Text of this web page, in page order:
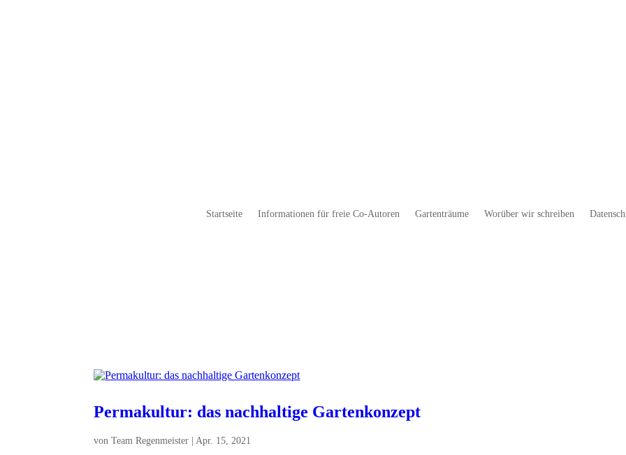
Startseite Informationen für freie Co-Autoren Gartenträume Worüber wir schreiben
Permakultur: das nachhaltige Gartenkonzept
vonTeam Regenmeister |Apr. 15, 2021